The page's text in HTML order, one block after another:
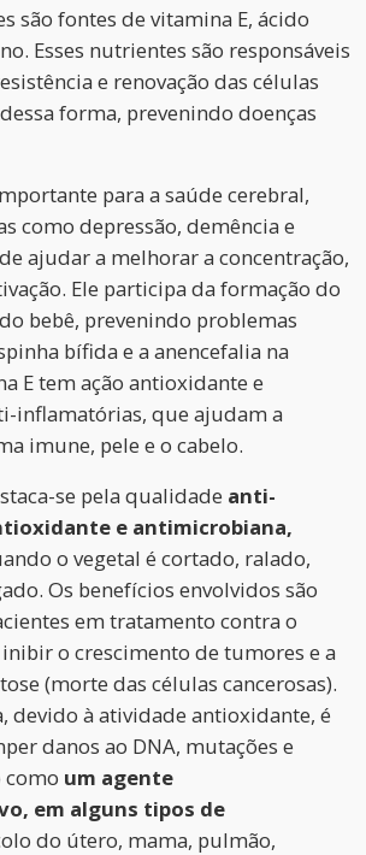
são fontes de vitamina E, ácido
Esses nutrientes são responsáveis
e renovação das células
forma, prevenindo doenças
para a saúde cerebral,
como depressão, demência e
ajudar a melhorar a concentração,
Ele participa da formação do
bebê, prevenindo problemas
bífida e a anencefalia na
E tem ação antioxidante e
inflamatórias, que ajudam a
imune, pele e o cabelo.
se pela qualidade anti-
e antimicrobiana,
o vegetal é cortado, ralado,
Os benefícios envolvidos são
em tratamento contra o
o crescimento de tumores e a
(morte das células cancerosas).
devido à atividade antioxidante, é
danos ao DNA, mutações e
como um agente
em alguns tipos de
do útero, mama, pulmão,